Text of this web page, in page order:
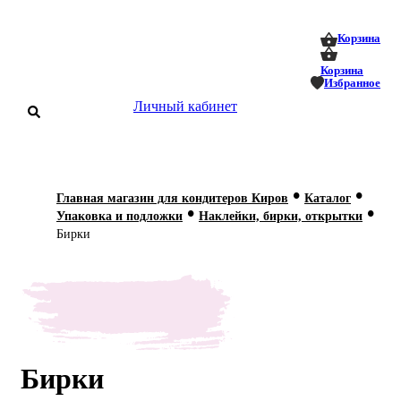
Корзина
Корзина
Избранное
Личный кабинет
О нас
Главная магазин для кондитеров Киров • Каталог •
Упаковка и подложки • Наклейки, бирки, открытки •
Бирки
Бирки